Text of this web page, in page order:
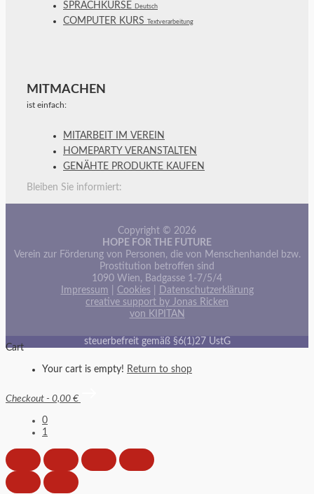
SPRACHKURSE Deutsch
COMPUTER KURS Textverarbeitung
MITMACHEN
ist einfach:
MITARBEIT IM VEREIN
HOMEPARTY VERANSTALTEN
GENÄHTE PRODUKTE KAUFEN
Bleiben Sie informiert:
Copyright © 2026
HOPE FOR THE FUTURE
Verein zur Förderung von Personen, die von Menschenhandel bzw.
Prostitution betroffen sind
1090 Wien, Badgasse 1-7/5/4
Impressum
Cookies|
Datenschutzerklärung
creative support by Jonas Ricken
von KIPITAN
steuerbefreit gemäß §6(1)27 UstG
Cart
Your cart is empty! Return to shop
Checkout - 0,00 €
0
1